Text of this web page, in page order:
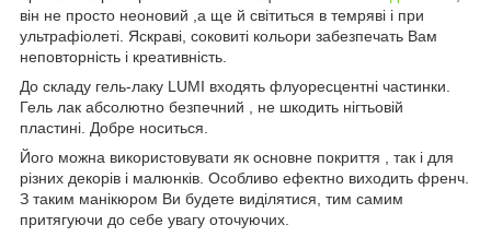
він не просто неоновий ,а ще й світиться в темряві і при
ультрафіолеті. Яскраві, соковиті кольори забезпечать Вам
неповторність і креативність.
До складу гель-лаку LUMI входять флуоресцентні частинки.
Гель лак абсолютно безпечний , не шкодить нігтьовій
пластині. Добре носиться.
Його можна використовувати як основне покриття , так і для
різних декорів і малюнків. Особливо ефектно виходить френч.
З таким манікюром Ви будете виділятися, тим самим
притягуючи до себе увагу оточуючих.